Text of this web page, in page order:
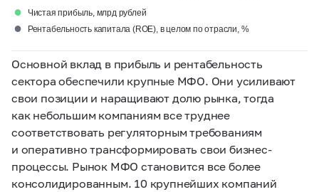
● Чистая прибыль, млрд рублей
● Рентабельность капитала (ROE), в целом по отрасли, %
Основной вклад в прибыль и рентабельность
сектора обеспечили крупные МФО. Они усиливают
свои позиции и наращивают долю рынка, тогда
как небольшим компаниям все труднее
соответствовать регуляторным требованиям
и оперативно трансформировать свои бизнес-
процессы. Рынок МФО становится все более
консолидированным. 10 крупнейших компаний